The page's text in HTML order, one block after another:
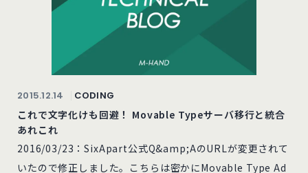
2015.12.14 CODING
これで文字化けも回避！ Movable Typeサーバ移行と統合
あれこれ
2016/03/23：SixApart公式Q&amp;AのURLが変更されて
いたので修正しました。こちらは密かにMovable Type Ad